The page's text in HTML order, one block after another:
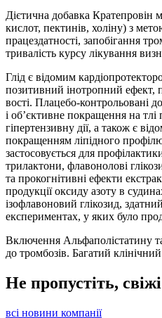
Дієтична добавка Кратепровін
кислот, пектинів, холіну) з
працездатності, запобігання
тривалість курсу лікування
Глід є відомим
позитивний інотропний ефект,
вості. Плацебо-контрольовані
і об’єктивне покращення на
гіпертензивну дії, а також є
покращенням ліпідного
застосовується для
трилактони, флавонолові
та прокогнітивні ефекти
продукції оксиду азоту в
ізофлавоновий глікозид,
експериментах, у яких було
Включення Альфаполістатину
до тромбозів. Багатий
Не пропустіть,
всі новини компанії